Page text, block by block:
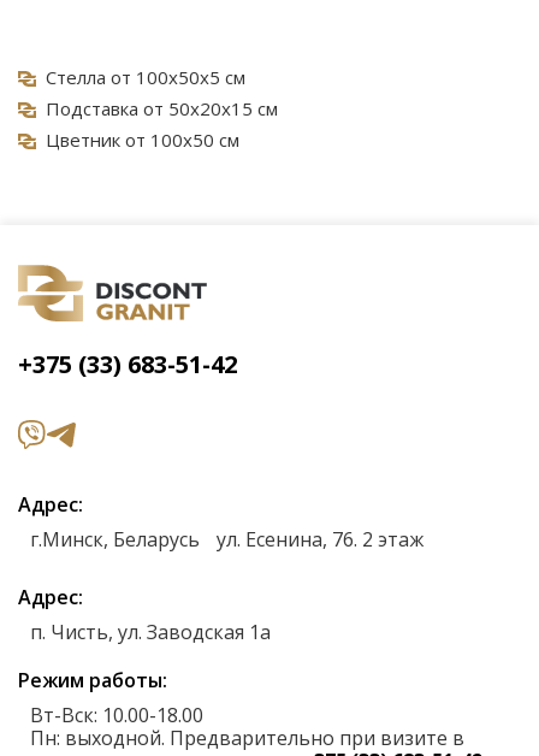
Стелла от 100х50х5 см
Подставка от 50х20х15 см
Цветник от 100х50 см
Адрес
г.Минск, Беларусь ул. Есенина, 76. 2 этаж
Адрес
п. Чисть, ул. Заводская 1а
Режим работы
Вт-Вск: 10.00-18.00
Пн: выходной. Предварительно при визите в
+375 (33) 683-51-42